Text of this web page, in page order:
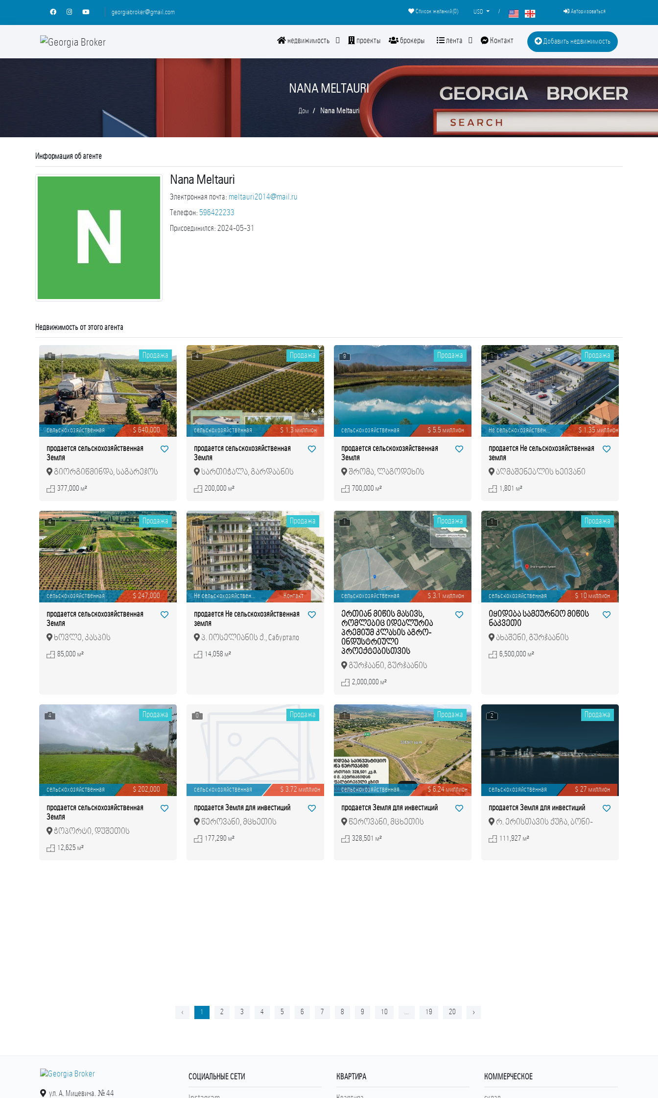
georgiabroker@gmail.com Список желаний(0) USD / Авторизоваться
недвижимость проекты брокеры лента Контакт Добавить недвижимость
NANA MELTAURI
Дом Nana Meltauri
Информация об агенте
Nana Meltauri
Электронная почта: meltauri2014@mail.ru
Телефон: 596422233
Присоединился:2024-05-31
Недвижимость от этого агента
4 Продажа
сельскохозяйственная $ 640,000
продается сельскохозяйственная
Земля
გიორგიწმინდა, საგარეჯოს
მუნიციპალიტეტი
377,000 м²
4 Продажа
сельскохозяйственная $ 1.3 миллион
продается сельскохозяйственная
Земля
სართიჭალა, გარდაბნის
მუნიციპალიტეტი
200,000 м²
9 Продажа
сельскохозяйственная $ 5.5 миллион
продается сельскохозяйственная
Земля
შრომა, ლაგოდეხის
მუნიციპალიტეტი
700,000 м²
1 Продажа
Не сельскохозяйствен... $ 1.35 миллион
продается Не сельскохозяйственная
земля
აღმაშენებლის ხეივანი
(დიღმის მასივი), დიღმის
მასივი
1,801 м²
4 Продажа
сельскохозяйственная $ 247,000
продается сельскохозяйственная
Земля
ხოვლე, კასპის
მუნიციპალიტეტი
85,000 м²
1 Продажа
Не сельскохозяйствен... Контакт
продается Не сельскохозяйственная
земля
პ. იოსელიანის ქ., Сабуртало
14,058 м²
1 Продажа
сельскохозяйственная $ 3.1 миллион
ერთიან მიწის მასივს,
რომლებიც იდეალურია
პრემიუმ კლასის აგრო-
ინდუსტრიული
პროექტებისთვის
გურჯაანი, გურჯაანის
მუნიციპალიტეტი
2,000,000 м²
1 Продажа
сельскохозяйственная $ 10 миллион
იყიდება სამეურნეო მიწის
ნაკვეთი
ახაშენი, გურჯაანის
მუნიციპალიტეტი
6,500,000 м²
4 Продажа
сельскохозяйственная $ 202,000
продается сельскохозяйственная
Земля
ჭოპორტი, დუშეთის
მუნიციპალიტეტი
12,625 м²
0 Продажа
сельскохозяйственная $ 3.72 миллион
продается Земля для инвестиций
წეროვანი, მცხეთის
მუნიციპალიტეტი
177,290 м²
1 Продажа
сельскохозяйственная $ 6.24 миллион
продается Земля для инвестиций
წეროვანი, მცხეთის
მუნიციპალიტეტი
328,501 м²
2 Продажа
сельскохозяйственная $ 27 миллион
продается Земля для инвестиций
რ. ერისთავის ქუჩა, ბონი-
გოროდოკის უბანი
111,927 м²
‹ 1 2 3 4 5 6 7 8 9 10 ... 19 20 ›
ул. А. Мицевича. № 44
СОЦИАЛЬНЫЕ СЕТИ КВАРТИРА КОММЕРЧЕСКОЕ